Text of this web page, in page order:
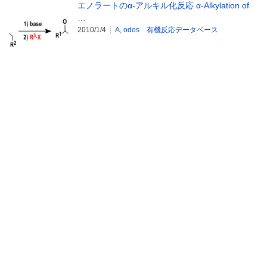
エノラートのα-アルキル化反応 α-Alkylation of
…
2010/1/4 A, odos 有機反応データベース